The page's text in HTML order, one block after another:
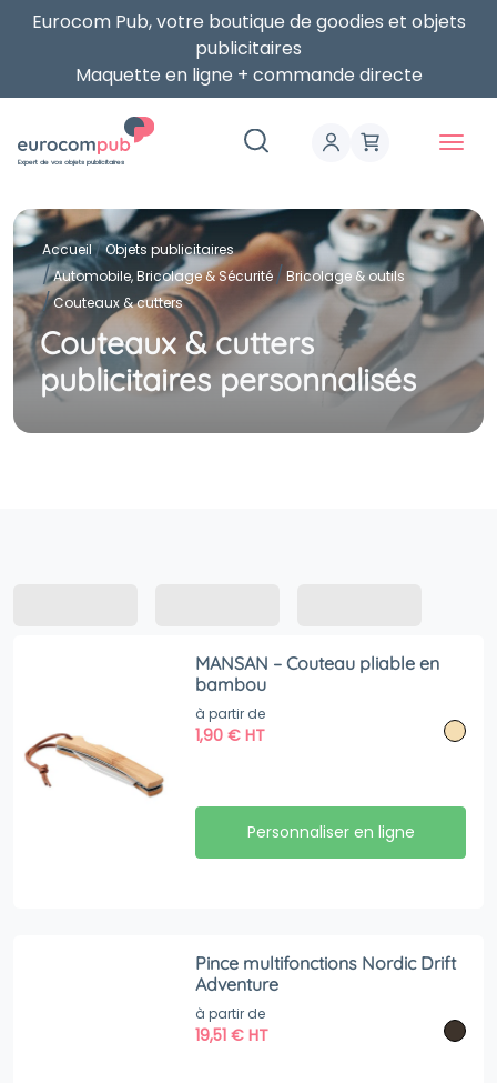
Eurocom Pub, votre boutique de goodies et objets
publicitaires
Maquette en ligne + commande directe
Expert de vos objets publicitaires
Accueil
Objets publicitaires
Automobile, Bricolage & Sécurité
Bricolage & outils
Couteaux & cutters
Couteaux & cutters
publicitaires personnalisés
MANSAN – Couteau pliable en
bambou
à partir de
1,90€ HT
Personnaliser en ligne
Pince multifonctions Nordic Drift
Adventure
à partir de
19,51€ HT